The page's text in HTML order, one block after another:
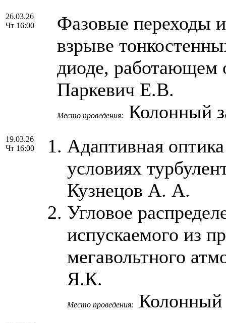
26.03.26
Чт 16:00
Фазовые переходы
взрыве
диоде, работающем
Паркевич Е.В.
Место проведения: Колонный
19.03.26
Чт 16:00
Адаптивная
условиях
Кузнецов А. А.
Угловое
испускаемого из
мегавольтного
Я.К.
Место проведения: